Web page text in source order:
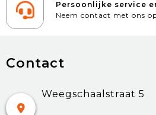
Persoonlijke service
Neem contact met ons
Contact
Weegschaalstraat 5